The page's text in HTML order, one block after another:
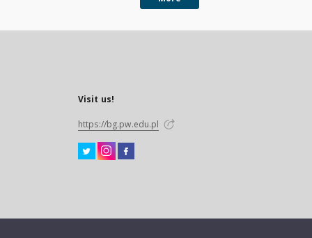
Visit us!
https://bg.pw.edu.pl